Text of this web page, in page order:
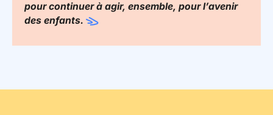
pour continuer à agir, ensemble, pour l’avenir
des enfants.